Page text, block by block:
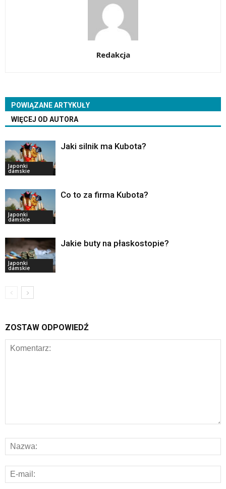
Redakcja
POWIĄZANE ARTYKUŁY
WIĘCEJ OD AUTORA
Japonki
damskie
Jaki silnik ma Kubota?
Japonki
damskie
Co to za firma Kubota?
Japonki
damskie
Jakie buty na płaskostopie?
ZOSTAW ODPOWIEDŹ